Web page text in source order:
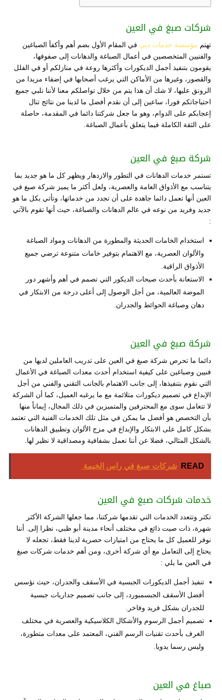
شركات صبغ في العين
تهتم مؤسسة خدمات دبي في المقام الأول بضم أهم وأكفأ الصباغين
والفنيين المتخصصين في أعمال الصباغة والدهانات إلى صفوفها،
يقومون بتنفيذ أجمل الديكورات وأكثرها روعة في منازلكم أو في الفلل
والقصور، وغيرها من الأماكن التي يرغب أصحابها في إضفاء مزيدا من
الرونق عليها، لا شك أن هذا يتم من خلال تواصلكم معنا لأننا نلبي جميع
احتياجاتكم فورا، ساعين إلى أن نقدم أفضل ما لدينا من نتائج تنال
إعجابكم على الدوام، وهو ما جعل شركتنا دائما في المقدمة، حاصلة
على الثقة الكاملة فيما يتعلق بأعمال الصباغة.
شركة صبغ في العين
تستمر خدمات الدهانات في التطور والازدهار ويظهر كل ما هو جديد بما
يتناسب مع الأذواق العامة والعصرية، ولعل أكثر ما يميز شركة صبغ في
العين أنها تعمل دائما جاهدة على أن تجدد من خدماتها، وتأتي بكل ما هو
جديد وفريد من نوعه في عالم الدهانات والصباغة، حيث أنها تقوم بالآتي
:
استخدام الخامات الحديثة والمطورة من الدهانات ومواد الصباغة
والألوان العصرية، مع الاهتمام بتوفير خامات متنوعة ترضي جميع
الأذواق الراقية.
الاستعانة بأحدث صيحات الديكور التي تصمم في أهم وأشهر دور
الموضة العالمية، من أجل الوصول إلى أعلى درجة من الابتكار في
دهان وصباغة الحوائط والجدران.
شركة صبغ في العين
دائما ما تحرص شركة صبغ في العين على تدريب العاملين لديها من
فنيين وصباغين على كيفية استخدام أحدث معدات الصباغة في الأعمال
التي نقوم بتنفيذها، إلى جانب الاهتمام بالجانب التقني والفني من أجل
الإبداع في تصميم ديكورات متلائمة مع ما يرغبه العميل، كما أن الشركة
لا تتعامل سوى مع المحترفين والمتميزين في ذلك المجال، إيماناً منها
بأن التخصص هو أفضل ما يمكن في مثل تلك الخدمات الفنية التي تعتمد
بشكل كامل على الابتكار والإبداع في مزج الألوان وتطبيق الدهانات
بالشكل المثالي، فضلا عن أننا نعمل بشفافية ومصداقية لا نظير لها.
READ شركات صبغ في راس الخيمة
خدمات شركات صبغ في العين
تكثر وتتعدد الخدمات التي تقدمها شركتنا، مما جعلها الشركة الأكثر
شهرة، ذات صيت ذائع في مختلف أنحاء مدينة أبو ظبي، نظرا إلى. أننا
نوفر للعميل كل ما يحتاج من امتيازات حصرية لدينا فقط، تجعله لا
يحتاج إلى التعامل مع أي شركة أخرى، ومن أهم خدمات شركات صبغ
في العين ما يلي :
تنفيذ أجمل الديكورات الجبسية في الأسقف والجدران، حيث نؤسس
أفضل الأسقف الجبسمبورد، إلى جانب تصميم جداريات جبسية
للجدران بشكل فريد وفاخر.
تصميم أجمل الرسوم والأشكال الكلاسيكية والعصرية في مختلف
الغرف بأحدث تقنيات الرسم الفني، المعتمد على معدات متطورة،
وليس رسما يدويا.
صباغ في العين